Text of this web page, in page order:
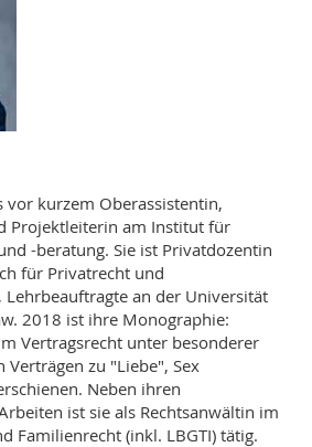
Fak.
Fak.
und Bildungswissenschaften
Fak.
vor kurzem Oberassistentin,
Projektleiterin am Institut für
-beratung. Sie ist Privatdozentin
für Privatrecht und
Lehrbeauftragte an der Universität
2018 ist ihre Monographie:
Vertragsrecht unter besonderer
Verträgen zu "Liebe", Sex
Neben ihren
ist sie als Rechtsanwältin im
Familienrecht (inkl. LBGTI) tätig.